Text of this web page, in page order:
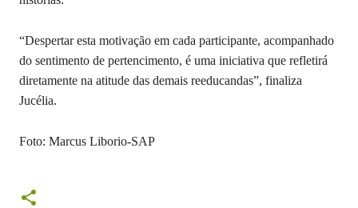
“Despertar esta motivação em cada participante, acompanhado
do sentimento de pertencimento, é uma iniciativa que refletirá
diretamente na atitude das demais reeducandas”, finaliza
Jucélia.
Foto: Marcus Liborio-SAP